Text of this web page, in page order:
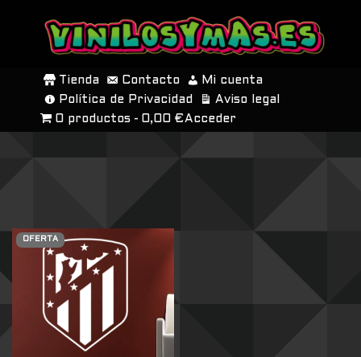
SALTAR
CONTENIDO
Tienda Contacto
Mi cuenta
Política de Privacidad
Aviso legal
0 productos
0,00 € Acceder
OFERTA